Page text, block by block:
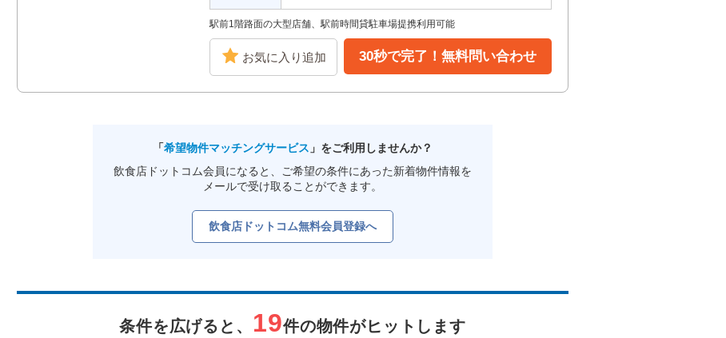
駅前1階路面の大型店舗、駅前時間貸駐車場提携利用可能
お気に入り追加 30秒で完了！無料問い合わせ
「希望物件マッチングサービス 」をご利用しませんか？
飲食店ドットコム会員になると、ご希望の条件にあった新着物件情報を
メールで受け取ることができます。
飲食店ドットコム無料会員登録へ
条件を広げると、 19件の物件がヒットします